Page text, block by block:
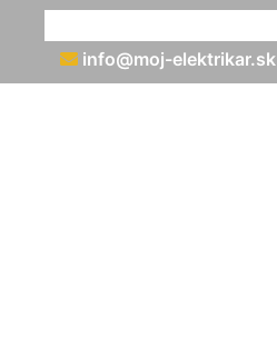
info@moj-elektrikar.sk